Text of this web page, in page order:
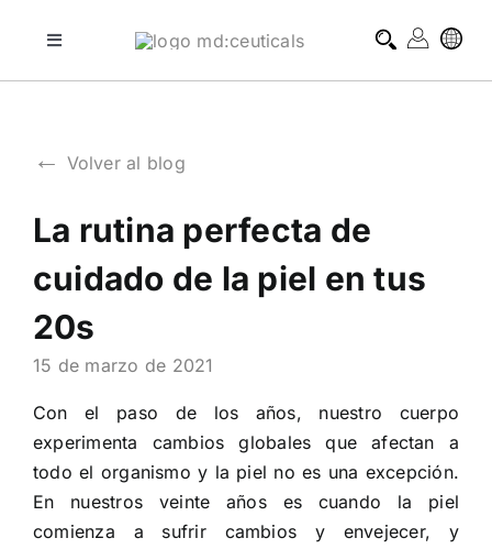
Toggle
tratamientos domiciliarios
blog
sobre md:ceuticals
← Volver al blog
La rutina perfecta de
cuidado de la piel en tus
20s
15 de marzo de 2021
Con el paso de los años, nuestro cuerpo
experimenta cambios globales que afectan a
todo el organismo y la piel no es una excepción.
En nuestros veinte años es cuando la piel
comienza a sufrir cambios y envejecer, y